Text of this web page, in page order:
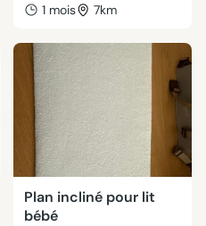
1 mois 7km
Plan incliné pour lit
bébé